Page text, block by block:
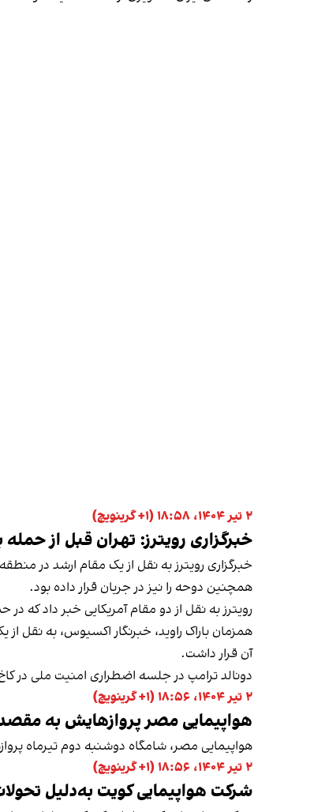
۲ تیر ۱۴۰۴، ۱۸:۵۸ (‎+۱ گرینویچ)
خبرگزاری رویترز: تهران قبل از
خبرگزاری رویترز به نقل از یک مقام ارشد در
همچنین دوحه را نیز در جریان قرار داده بود.
رویترز به نقل از دو مقام آمریکایی خبر داد که
همزمان باراک راوید، خبرنگار اکسیوس، به نقل
آن قرار داشت.
دونالد ترامپ در جلسه اضطراری امنیت ملی در
۲ تیر ۱۴۰۴، ۱۸:۵۶ (‎+۱ گرینویچ)
هواپیمایی مصر پروازهایش به
هواپیمایی مصر، شامگاه دوشنبه دوم تیرماه
۲ تیر ۱۴۰۴، ۱۸:۵۶ (‎+۱ گرینویچ)
شرکت هواپیمایی کویت به‌دلیل